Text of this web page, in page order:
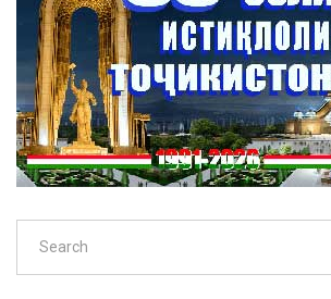
Search